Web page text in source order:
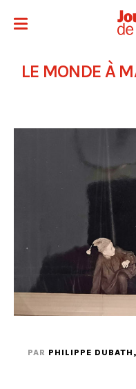
LE MONDE À
PAR PHILIPPE DUBATH